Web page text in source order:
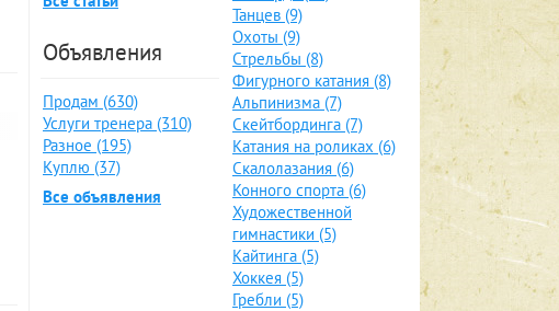
Объявления
Продам (630)
Услуги тренера (310)
Разное (195)
Куплю (37)
Все объявления
Танцев (9)
Охоты (9)
Стрельбы (8)
Фигурного катания (8)
Альпинизма (7)
Скейтбординга (7)
Катания на роликах (6)
Скалолазания (6)
Конного спорта (6)
Художественной
гимнастики (5)
Кайтинга (5)
Хоккея (5)
Гребли (5)